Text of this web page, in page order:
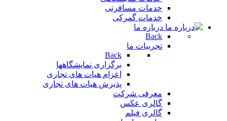
خدمات مسافرتی
خدمات گمرکی
درباره ما
Back
تجربیات ما
Back
برگزاری نمایشگاهها
اعزام هیات های تجاری
پذیرش هیات های تجاری
معرفی شرکت
گالری عکس
گالری فیلم